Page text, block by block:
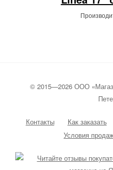
© 2015—2026 ООО
Контакты Как заказать
Условия